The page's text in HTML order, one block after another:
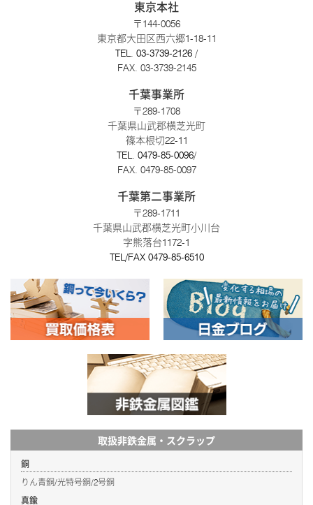
東京本社
〒144-0056
東京都大田区西六郷1-18-11
TEL. 03-3739-2126 /
FAX. 03-3739-2145
千葉事業所
〒289-1708
千葉県山武郡横芝光町
篠本根切22-11
TEL. 0479-85-0096/
FAX. 0479-85-0097
千葉第二事業所
〒289-1711
千葉県山武郡横芝光町小川台
字熊落台1172-1
TEL/FAX 0479-85-6510
取扱非鉄金属・スクラップ
銅
りん青銅/光特号銅/2号銅
真鍮